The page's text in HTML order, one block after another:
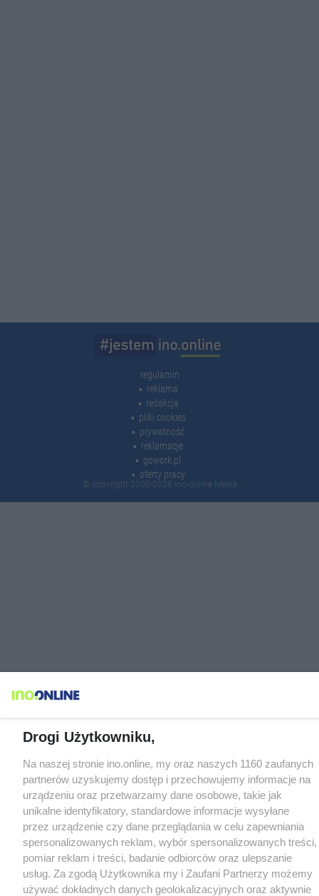
regulamin
reklama
redakcja
pliki cookies
prywatność
reklamacje
gowork.pl
oferty pracy
© copyright 2000-2026 Ino-online Media
Drogi Użytkowniku,
Na naszej stronie ino.online, my oraz naszych 1160 zaufanych
partnerów uzyskujemy dostęp i przechowujemy informacje na
urządzeniu oraz przetwarzamy dane osobowe, takie jak
unikalne identyfikatory, standardowe informacje wysyłane
przez urządzenie czy dane przeglądania w celu zapewniania
spersonalizowanych reklam, wybór spersonalizowanych treści,
pomiar reklam i treści, badanie odbiorców oraz ulepszanie
usług. Za zgodą Użytkownika my i Zaufani Partnerzy możemy
używać dokładnych danych geolokalizacyjnych oraz aktywnie